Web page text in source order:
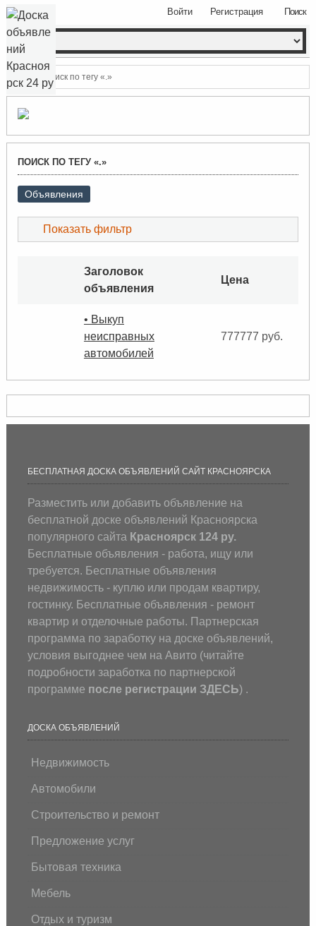
Поиск
Войти Регистрация
Поиск по тегу «.»
ПОИСК ПО ТЕГУ «.»
Объявления
Показать фильтр
Заголовок
объявления
Цена
• Выкуп
неисправных
автомобилей
777777 руб.
БЕСПЛАТНАЯ ДОСКА ОБЪЯВЛЕНИЙ САЙТ КРАСНОЯРСКА
Разместить или добавить объявление на
бесплатной доске объявлений Красноярска
популярного сайта Красноярск 124 ру.
Бесплатные объявления - работа, ищу или
требуется. Бесплатные объявления
недвижимость - куплю или продам квартиру,
гостинку. Бесплатные объявления - ремонт
квартир и отделочные работы. Партнерская
программа по заработку на доске объявлений,
условия выгоднее чем на Авито (читайте
подробности заработка по партнерской
программе после регистрации ЗДЕСЬ) .
ДОСКА ОБЪЯВЛЕНИЙ
Недвижимость
Автомобили
Строительство и ремонт
Предложение услуг
Бытовая техника
Мебель
Отдых и туризм